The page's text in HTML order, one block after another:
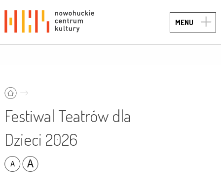
MENU
Festiwal Teatrów dla
Dzieci 2026